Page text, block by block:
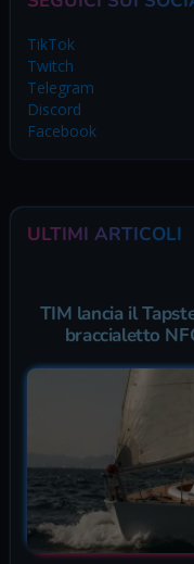
TikTok
Twitch
Telegram
Discord
Facebook
ULTIMI ARTICOLI
TIM lancia il
braccialetto